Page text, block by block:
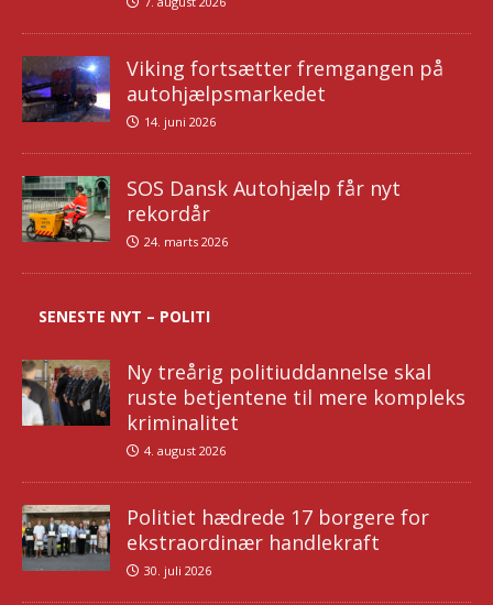
Viking fortsætter fremgangen på
autohjælpsmarkedet
14. juni 2026
SOS Dansk Autohjælp får nyt
rekordår
24. marts 2026
SENESTE NYT – POLITI
Ny treårig politiuddannelse skal
ruste betjentene til mere kompleks
kriminalitet
4. august 2026
Politiet hædrede 17 borgere for
ekstraordinær handlekraft
30. juli 2026